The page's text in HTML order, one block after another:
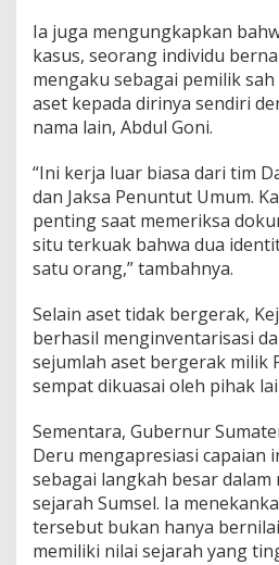
Ia juga mengungkapkan
kasus, seorang individu
mengaku sebagai pemilik
aset kepada dirinya sendiri
nama lain, Abdul Goni.
“Ini kerja luar biasa dari tim
dan Jaksa Penuntut Umum.
penting saat memeriksa
situ terkuak bahwa dua
satu orang,” tambahnya.
Selain aset tidak bergerak,
berhasil menginventarisasi
sejumlah aset bergerak milik
sempat dikuasai oleh pihak
Sementara, Gubernur
Deru mengapresiasi capaian
sebagai langkah besar dalam
sejarah Sumsel. Ia
tersebut bukan hanya
memiliki nilai sejarah yang